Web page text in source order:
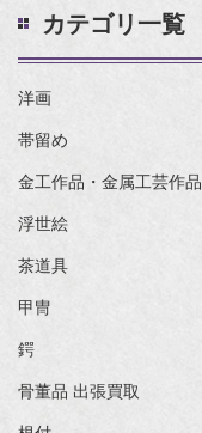
カテゴリ一覧
洋画
帯留め
金工作品・金属工芸作品
浮世絵
茶道具
甲冑
鍔
骨董品 出張買取